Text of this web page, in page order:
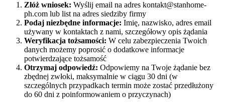
Złóż wniosek: Wyślij email na adres kontakt@stanhome-
ph.com lub list na adres siedziby firmy
Podaj niezbędne informacje: Imię, nazwisko, adres email
używany w kontaktach z nami, szczegółowy opis żądania
Weryfikacja tożsamości: W celu zabezpieczenia Twoich
danych możemy poprosić o dodatkowe informacje
potwierdzające tożsamość
Otrzymaj odpowiedź: Odpowiemy na Twoje żądanie bez
zbędnej zwłoki, maksymalnie w ciągu 30 dni (w
szczególnych przypadkach termin może zostać przedłużony
do 60 dni z poinformowaniem o przyczynach)